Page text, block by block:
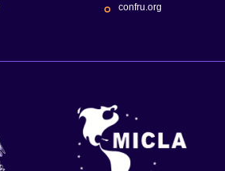
confru.org